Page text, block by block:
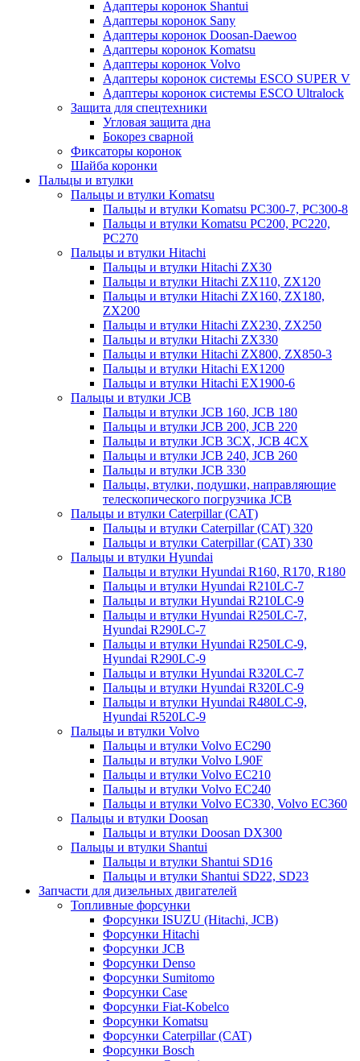
Адаптеры коронок Shantui
Адаптеры коронок Sany
Адаптеры коронок Doosan-Daewoo
Адаптеры коронок Komatsu
Адаптеры коронок Volvo
Адаптеры коронок системы ESCO SUPER V
Адаптеры коронок системы ESCO Ultralock
Защита для спецтехники
Угловая защита дна
Бокорез сварной
Фиксаторы коронок
Шайба коронки
Пальцы и втулки
Пальцы и втулки Komatsu
Пальцы и втулки Komatsu PC300-7, PC300-8
Пальцы и втулки Komatsu PC200, PC220,
PC270
Пальцы и втулки Hitachi
Пальцы и втулки Hitachi ZX30
Пальцы и втулки Hitachi ZX110, ZX120
Пальцы и втулки Hitachi ZX160, ZX180,
ZX200
Пальцы и втулки Hitachi ZX230, ZX250
Пальцы и втулки Hitachi ZX330
Пальцы и втулки Hitachi ZX800, ZX850-3
Пальцы и втулки Hitachi EX1200
Пальцы и втулки Hitachi EX1900-6
Пальцы и втулки JCB
Пальцы и втулки JCB 160, JCB 180
Пальцы и втулки JCB 200, JCB 220
Пальцы и втулки JCB 3CX, JCB 4CX
Пальцы и втулки JCB 240, JCB 260
Пальцы и втулки JCB 330
Пальцы, втулки, подушки, направляющие
телескопического погрузчика JCB
Пальцы и втулки Caterpillar (CAT)
Пальцы и втулки Caterpillar (CAT) 320
Пальцы и втулки Caterpillar (CAT) 330
Пальцы и втулки Hyundai
Пальцы и втулки Hyundai R160, R170, R180
Пальцы и втулки Hyundai R210LC-7
Пальцы и втулки Hyundai R210LC-9
Пальцы и втулки Hyundai R250LC-7,
Hyundai R290LC-7
Пальцы и втулки Hyundai R250LC-9,
Hyundai R290LC-9
Пальцы и втулки Hyundai R320LC-7
Пальцы и втулки Hyundai R320LC-9
Пальцы и втулки Hyundai R480LC-9,
Hyundai R520LC-9
Пальцы и втулки Volvo
Пальцы и втулки Volvo EC290
Пальцы и втулки Volvo L90F
Пальцы и втулки Volvo EC210
Пальцы и втулки Volvo EC240
Пальцы и втулки Volvo EC330, Volvo EC360
Пальцы и втулки Doosan
Пальцы и втулки Doosan DX300
Пальцы и втулки Shantui
Пальцы и втулки Shantui SD16
Пальцы и втулки Shantui SD22, SD23
Запчасти для дизельных двигателей
Топливные форсунки
Форсунки ISUZU (Hitachi, JCB)
Форсунки Hitachi
Форсунки JCB
Форсунки Denso
Форсунки Sumitomo
Форсунки Case
Форсунки Fiat-Kobelco
Форсунки Komatsu
Форсунки Caterpillar (CAT)
Форсунки Bosch